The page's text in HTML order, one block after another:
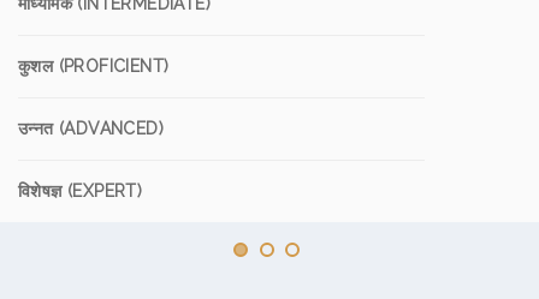
कुशल (PROFICIENT)
उन्नत (ADVANCED)
विशेषज्ञ (EXPERT)